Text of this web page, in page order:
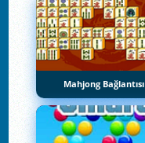
Mahjong Bağlantısı